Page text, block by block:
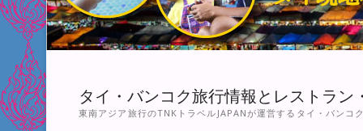
タイ・バンコク旅行情報とレストラ
東南アジア旅行のTNKトラベルJAPANが運営するタイ・バン